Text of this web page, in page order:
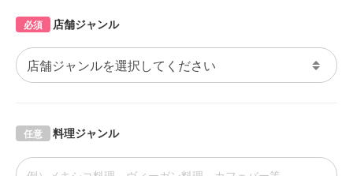
店舗ジャンル
必須
料理ジャンル
任意